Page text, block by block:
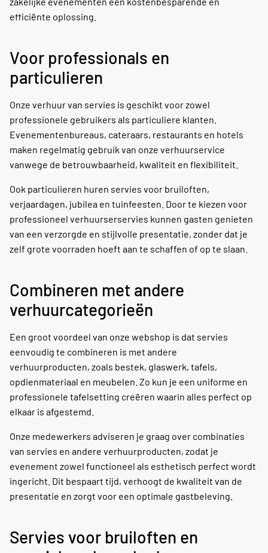
efficiënte oplossing.
Voor professionals en
particulieren
Onze verhuur van servies is geschikt voor zowel
professionele gebruikers als particuliere klanten.
Evenementenbureaus, cateraars, restaurants en hotels
maken regelmatig gebruik van onze verhuurservice
vanwege de betrouwbaarheid, kwaliteit en flexibiliteit.
Ook particulieren huren servies voor bruiloften,
verjaardagen, jubilea en tuinfeesten. Door te kiezen voor
professioneel verhuurserservies kunnen gasten genieten
van een verzorgde en stijlvolle presentatie, zonder dat je
zelf grote voorraden hoeft aan te schaffen of op te slaan.
Combineren met andere
verhuurcategorieën
Een groot voordeel van onze webshop is dat servies
eenvoudig te combineren is met andere
verhuurproducten, zoals bestek, glaswerk, tafels,
opdienmateriaal en meubelen. Zo kun je een uniforme en
professionele tafelsetting creëren waarin alles perfect op
elkaar is afgestemd.
Onze medewerkers adviseren je graag over combinaties
van servies en andere verhuurproducten, zodat je
evenement zowel functioneel als esthetisch perfect wordt
ingericht. Dit bespaart tijd, verhoogt de kwaliteit van de
presentatie en zorgt voor een optimale gastbeleving.
Servies voor bruiloften en